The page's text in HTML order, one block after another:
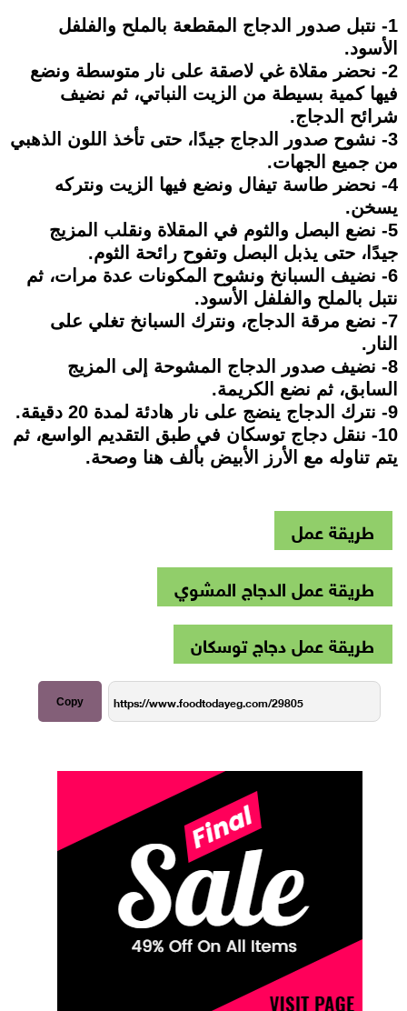
1- نتبل صدور الدجاج المقطعة بالملح والفلفل
الأسود.
2- نحضر مقلاة غي لاصقة على نار متوسطة ونضع
فيها كمية بسيطة من الزيت النباتي، ثم نضيف
شرائح الدجاج.
3- نشوح صدور الدجاج جيدًا، حتى تأخذ اللون الذهبي
من جميع الجهات.
4- نحضر طاسة تيفال ونضع فيها الزيت ونتركه
يسخن.
5- نضع البصل والثوم في المقلاة ونقلب المزيج
جيدًا، حتى يذبل البصل وتفوح رائحة الثوم.
6- نضيف السبانخ ونشوح المكونات عدة مرات، ثم
نتبل بالملح والفلفل الأسود.
7- نضع مرقة الدجاج، ونترك السبانخ تغلي على
النار.
8- نضيف صدور الدجاج المشوحة إلى المزيج
السابق، ثم نضع الكريمة.
9- نترك الدجاج ينضج على نار هادئة لمدة 20 دقيقة.
10- ننقل دجاج توسكان في طبق التقديم الواسع، ثم
يتم تناوله مع الأرز الأبيض بألف هنا وصحة.
طريقة عمل
طريقة عمل الدجاج المشوي
طريقة عمل دجاج توسكان
Copy